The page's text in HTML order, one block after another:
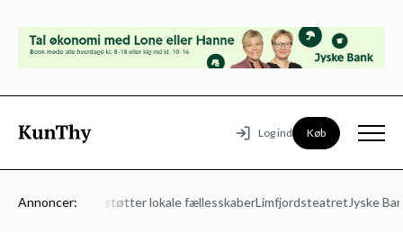
Log ind Køb
Annoncer:
Energi – Vi støtter lokale fællesskaberLimfjordsteatretJyske Bank